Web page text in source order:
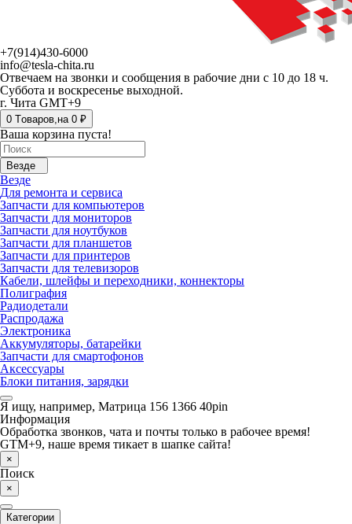
+7(914)430-6000
info@tesla-chita.ru
Отвечаем на звонки и сообщения в рабочие дни с 10 до 18 ч.
Суббота и воскресенье выходной.
г. Чита GMT+9
0 Tоваров,на 0 ₽
Ваша корзина пуста!
Везде
Везде
Для ремонта и сервиса
Запчасти для компьютеров
Запчасти для мониторов
Запчасти для ноутбуков
Запчасти для планшетов
Запчасти для принтеров
Запчасти для телевизоров
Кабели, шлейфы и переходники, коннекторы
Полиграфия
Радиодетали
Распродажа
Электроника
Аккумуляторы, батарейки
Запчасти для смартофонов
Аксессуары
Блоки питания, зарядки
Я ищу, например, Матрица 156 1366 40pin
Информация
Обработка звонков, чата и почты только в рабочее время!
GTM+9, наше время тикает в шапке сайта!
×
Поиск
×
Категории